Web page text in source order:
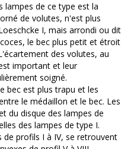
lampes de ce type est la
de volutes, n'est plus
I, mais arrondi ou dit
le bec plus petit et étroit
des volutes, au
important et leur
soigné.
bec est plus trapu et les
le médaillon et le bec. Les
du disque des lampes de
des lampes de type I.
profils I à IV, se retrouvent